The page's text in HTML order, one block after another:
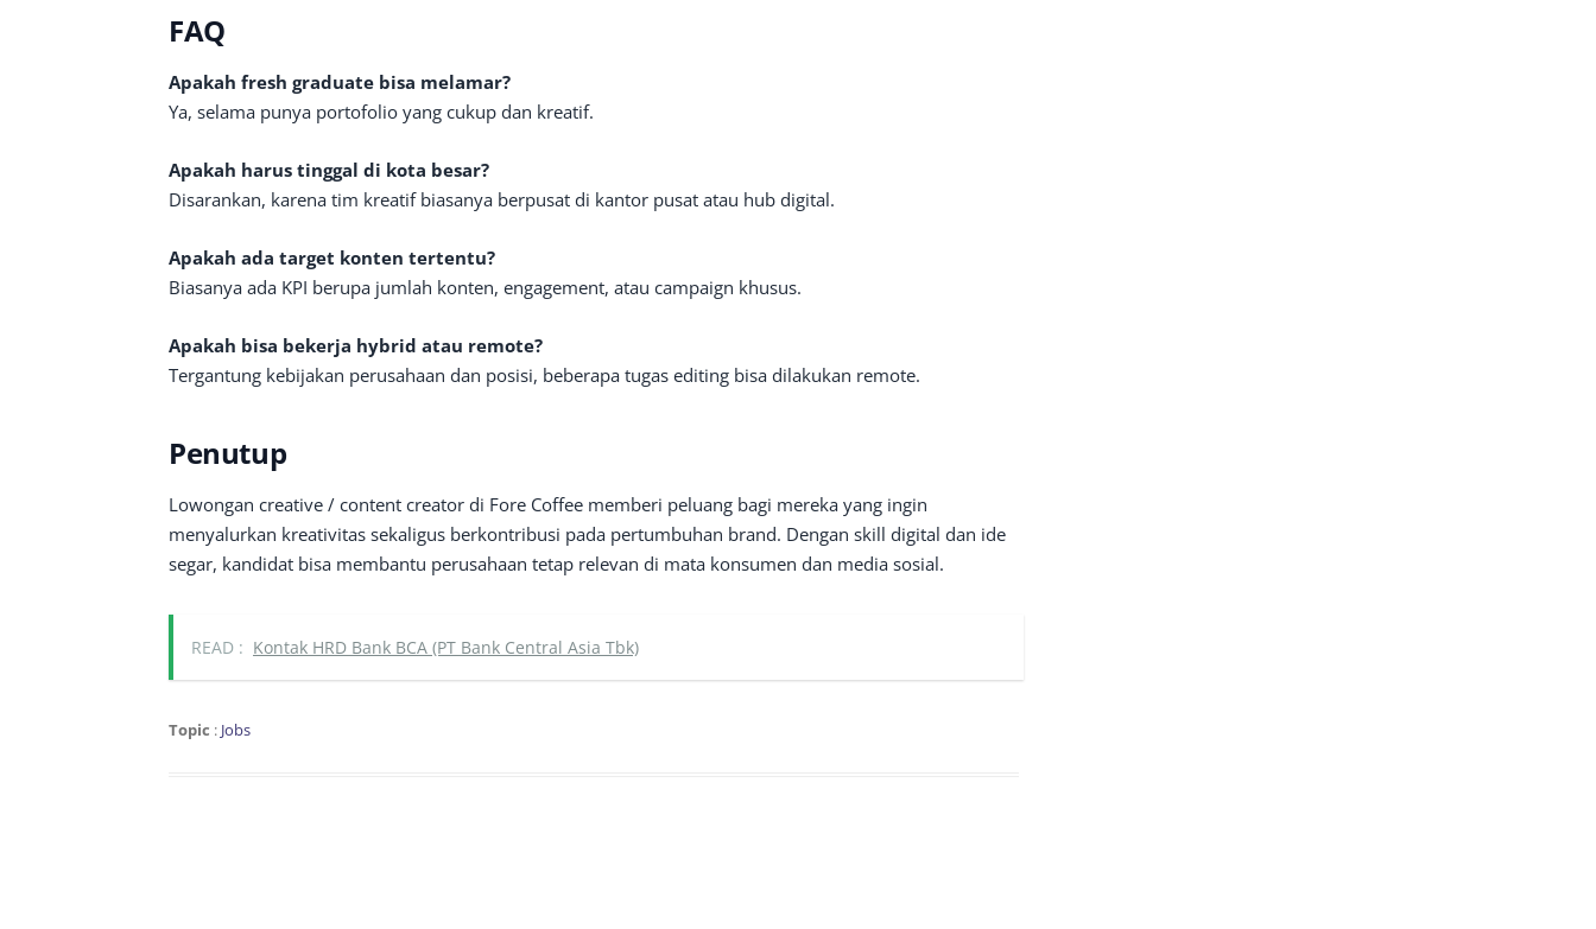
FAQ
Apakah fresh graduate bisa melamar?
Ya, selama punya portofolio yang cukup dan kreatif.
Apakah harus tinggal di kota besar?
Disarankan, karena tim kreatif biasanya berpusat di kantor pusat atau hub digital.
Apakah ada target konten tertentu?
Biasanya ada KPI berupa jumlah konten, engagement, atau campaign khusus.
Apakah bisa bekerja hybrid atau remote?
Tergantung kebijakan perusahaan dan posisi, beberapa tugas editing bisa dilakukan remote.
Penutup
Lowongan creative / content creator di Fore Coffee memberi peluang bagi mereka yang ingin
menyalurkan kreativitas sekaligus berkontribusi pada pertumbuhan brand. Dengan skill digital dan ide
segar, kandidat bisa membantu perusahaan tetap relevan di mata konsumen dan media sosial.
READ : Kontak HRD Bank BCA (PT Bank Central Asia Tbk)
Topic : Jobs